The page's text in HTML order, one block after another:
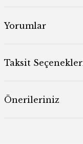
Yorumlar
Taksit
Önerileriniz